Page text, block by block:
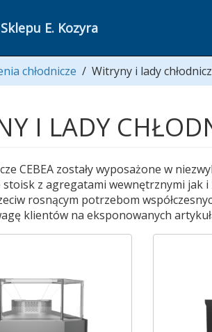
E. Kozyra
chłodnicze / Witryny i lady
I LADY
CEBEA zostały wyposażone w
z agregatami wewnętrznymi jak i
rosnącym potrzebom
klientów na eksponowanych